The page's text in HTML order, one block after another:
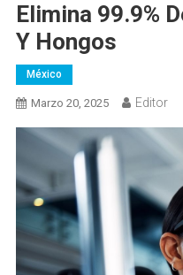
Elimina 99.9%
Y Hongos
México
Marzo 20, 2025 Editor